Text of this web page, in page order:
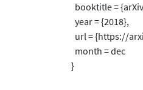
booktitle =
year = {2018},
url = {https://
month = dec
}